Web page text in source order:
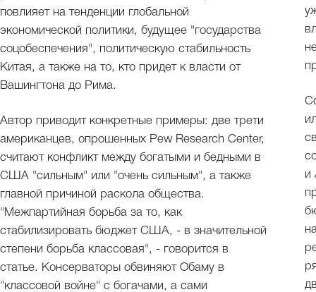
повлияет на тенденции глобальной
экономической политики, будущее "государства
соцобеспечения", политическую стабильность
Китая, а также на то, кто придет к власти от
Вашингтона до Рима.
Автор приводит конкретные примеры: две трети
американцев, опрошенных Pew Research Center,
считают конфликт между богатыми и бедными в
США "сильным" или "очень сильным", а также
главной причиной раскола общества.
"Межпартийная борьба за то, как
стабилизировать бюджет США, - в значительной
степени борьба классовая", - говорится в
статье. Консерваторы обвиняют Обаму в
"классовой войне" с богачами, а сами
и